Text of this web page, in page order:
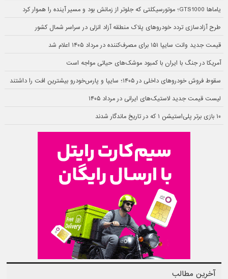
یاماها GTS1000؛ موتورسیکلتی که جلوتر از زمانش بود و مسیر آینده را هموار کرد
طرح آزادسازی تردد خودروهای پلاک منطقه آزاد انزلی در سراسر شمال کشور
قیمت جدید وانت سایپا ۱۵۱ برای مصرف‌کننده در مرداد ۱۴۰۵ اعلام شد
آمریکا در جنگ با ایران با کمبود موشک‌های حیاتی مواجه است
سقوط فروش خودروهای داخلی در ۱۴۰۵؛ سایپا و پارس‌خودرو بیشترین افت را داشتند
لیست قیمت جدید لاستیک‌های ایرانی در مرداد ۱۴۰۵
۱۰ بازی برتر پلی‌استیشن ۱ که در تاریخ ماندگار شدند
آخرین مطالب